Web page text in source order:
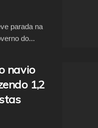
parada na
do...
navio
1,2